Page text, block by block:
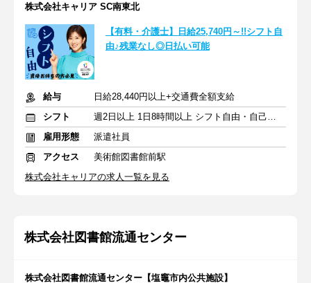
株式会社キャリア SC南東北
【有料・介護士】日給25,740円～!!シフト自
由♪残業なし◎日払い可能
給与
日給28,440円以上+交通費全額支給
シフト
週2日以上 1日8時間以上 シフト自由・自己申告
雇用形態
派遣社員
アクセス
美術館図書館前駅
株式会社キャリアの求人一覧を見る
株式会社図書館流通センター
株式会社図書館流通センター【塩竈市内公共施設】